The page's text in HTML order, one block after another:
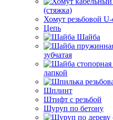
(стяжка)
Хомут резьбовой
Цепь
Шайба
зубчатая
лапкой
Шплинт
Штифт с резьбой
Шуруп по бетону